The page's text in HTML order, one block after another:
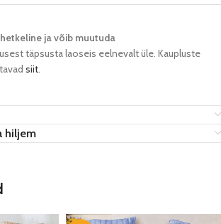
ja võib muutuda​
täpsusta laoseis eelnevalt üle. Kaupluste
siit.
hiljem